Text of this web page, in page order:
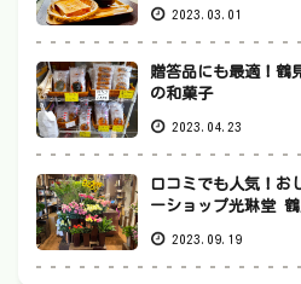
2023.03.01
贈答品にも最適！鶴
の和菓子
2023.04.23
口コミでも人気！お
ーショップ光琳堂 鶴
2023.09.19